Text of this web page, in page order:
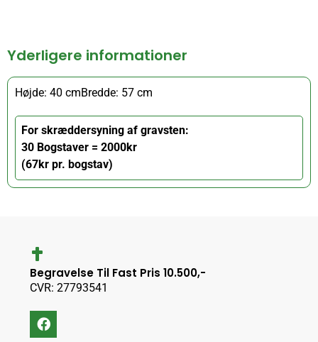
Yderligere informationer
Højde: 40 cmBredde: 57 cm
For skræddersyning af gravsten:
30 Bogstaver = 2000kr
(67kr pr. bogstav)
Begravelse Til Fast Pris 10.500,-
CVR: 27793541